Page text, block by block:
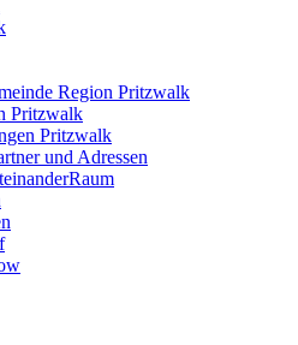
Region Pritzwalk
Pritzwalk
Pritzwalk
und Adressen